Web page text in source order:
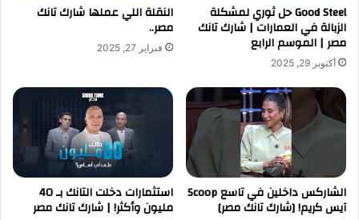
Good Steel حل ثوري لمشكلة
الزبالة في العمارات | شارك تانك
مصر | الموسم الرابع
أكتوبر 29, 2025
النقلة اللي عملها شارك تانك
مصر..
فبراير 27, 2025
الشاركس داخلين في تاسع Scoop
آيس كريم! [شارك تانك مصر]
استثمارات دخلت التانك بـ 40
مليون وأكثر! | شارك تانك مصر